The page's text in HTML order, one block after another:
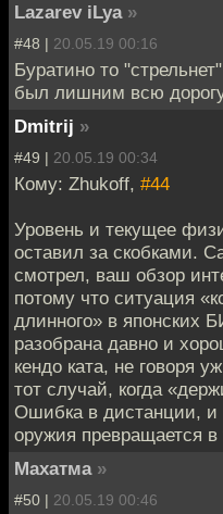
Lazarev iLya »
#48 | 20.05.19 00:16
Буратино то
был лишним всю
Dmitrij »
#49 | 20.05.19 00:34
Кому: Zhukoff, #44
Уровень и текущее
оставил за скобками.
смотрел, ваш обзор
потому что ситуация
длинного» в японских
разобрана давно и
кендо ката, не говоря
тот случай, когда
Ошибка в дистанции, и
оружия превращается в
Махатма »
#50 | 20.05.19 00:46